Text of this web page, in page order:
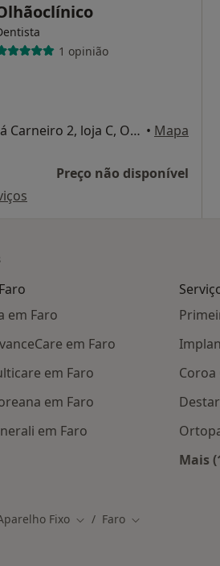
1 opinião
Av. Dr. Francisco Sá Carneiro 2, loja C, Olhão • Mapa
Preço não disponível
em Faro
em Faro
em Faro
em Faro
em Faro
Coroa
Mais
Fixo Mudar de cidade
Faro Mudar de cidade